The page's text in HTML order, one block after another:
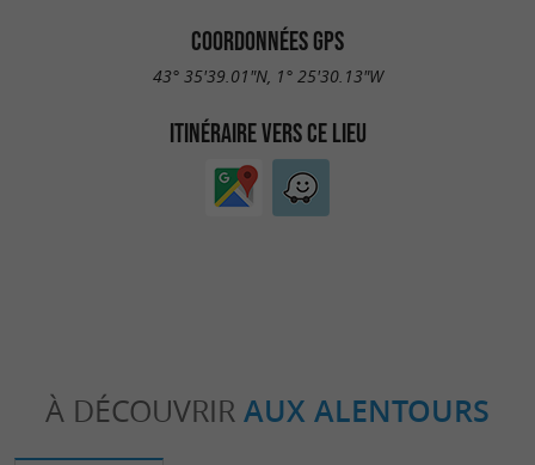
COORDONNÉES GPS
43° 35'39.01"N, 1° 25'30.13"W
ITINÉRAIRE VERS CE LIEU
À DÉCOUVRIR AUX ALENTOURS